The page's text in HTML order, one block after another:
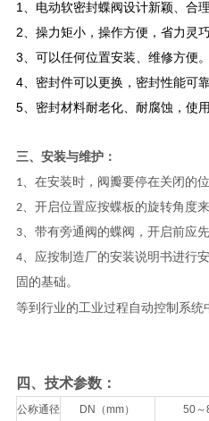
1、电动软密封蝶阀设计新颖、合
2、操力矩小，操作方便，省力灵巧
3、可以任何位置安装、维修方便。
4、密封件可以更换，密封性能可
5、密封材料耐老化、耐腐蚀，使
三、 安装与维护：
1、在安装时，阀瓣要停在关闭的位
2、开启位置应按蝶板的旋转角度来
3、带有旁通阀的蝶阀，开启前应
4、应按制造厂的安装说明书进行
固的基础。
等到行业的工业过程自动控制系统
四、技术参数：
公称通径 DN（mm） 50～